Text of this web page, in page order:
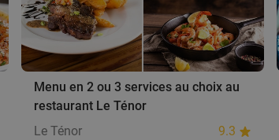
Menu en 2 ou 3 services au choix au
restaurant Le Ténor
Le Ténor
9.3